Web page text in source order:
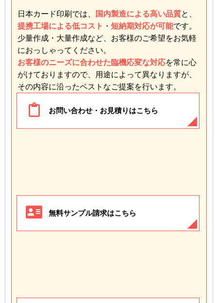
日本カード印刷では、 国内製造による高い品質と、
提携工場による低コスト ・ 短納期対応が可能です。
少量作成・大量作成など、お客様のご希望をお気軽
におっしゃってください。
お客様のニーズに合わせた臨機応変な対応を常に心
がけておりますので、用途によって異なりますが、
その内容に沿ったベストなご提案を行います。
お問い合わせ・お見積りはこちら
無料サンプル請求はこちら